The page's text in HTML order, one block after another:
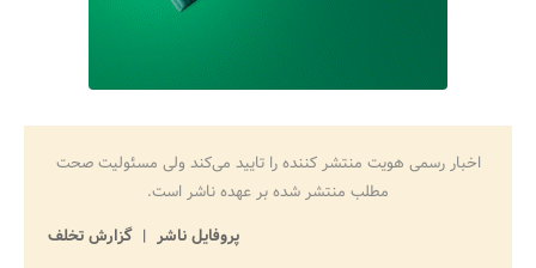
اخبار رسمی هویت منتشر کننده را تایید می‌کند ولی مسئولیت صحت
مطلب منتشر شده بر عهده ناشر است.
پروفایل ناشر
گزارش تخلف